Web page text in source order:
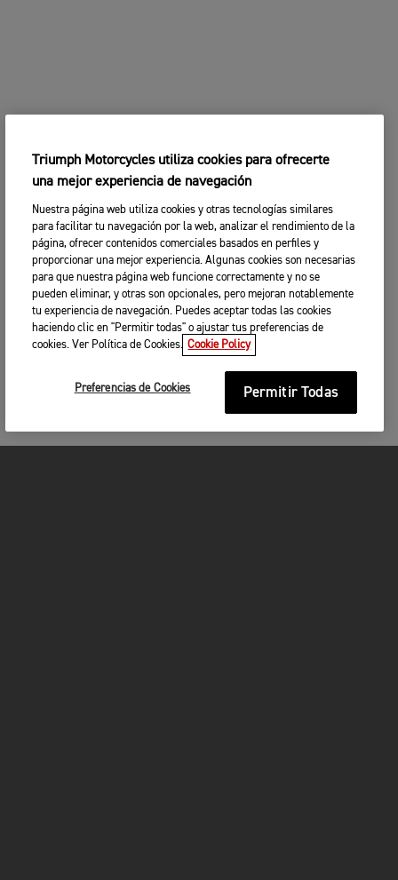
Triumph Motorcycles utiliza cookies para ofrecerte
una mejor experiencia de navegación
Nuestra página web utiliza cookies y otras tecnologías similares
para facilitar tu navegación por la web, analizar el rendimiento de la
página, ofrecer contenidos comerciales basados en perfiles y
proporcionar una mejor experiencia. Algunas cookies son necesarias
para que nuestra página web funcione correctamente y no se
pueden eliminar, y otras son opcionales, pero mejoran notablemente
tu experiencia de navegación. Puedes aceptar todas las cookies
haciendo clic en "Permitir todas" o ajustar tus preferencias de
cookies. Ver Política de Cookies. Cookie Policy
Preferencias de Cookies Permitir Todas